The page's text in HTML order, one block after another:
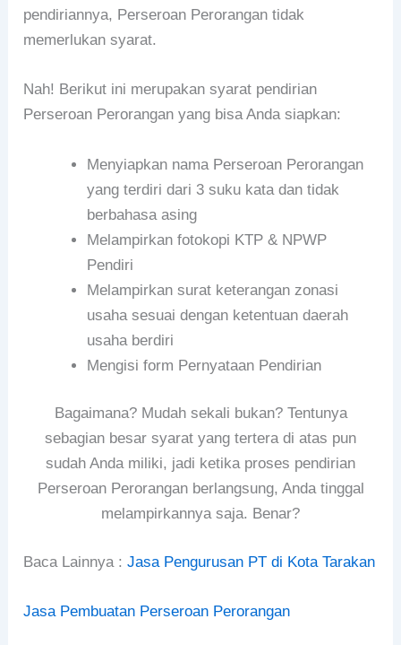
pendiriannya, Perseroan Perorangan tidak
memerlukan syarat.
Nah! Berikut ini merupakan syarat pendirian
Perseroan Perorangan yang bisa Anda siapkan:
Menyiapkan nama Perseroan Perorangan
yang terdiri dari 3 suku kata dan tidak
berbahasa asing
Melampirkan fotokopi KTP & NPWP
Pendiri
Melampirkan surat keterangan zonasi
usaha sesuai dengan ketentuan daerah
usaha berdiri
Mengisi form Pernyataan Pendirian
Bagaimana? Mudah sekali bukan? Tentunya
sebagian besar syarat yang tertera di atas pun
sudah Anda miliki, jadi ketika proses pendirian
Perseroan Perorangan berlangsung, Anda tinggal
melampirkannya saja. Benar?
Baca Lainnya :Jasa Pengurusan PT di Kota Tarakan
Jasa Pembuatan Perseroan Perorangan